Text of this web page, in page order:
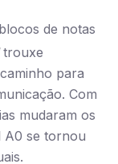
de notas
trouxe
para
Com
mudaram os
A0 se tornou